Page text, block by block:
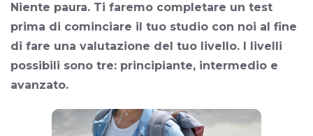
Niente paura. Ti faremo completare un test
prima di cominciare il tuo studio con noi al fine
di fare una valutazione del tuo livello. I livelli
possibili sono tre: principiante, intermedio e
avanzato.